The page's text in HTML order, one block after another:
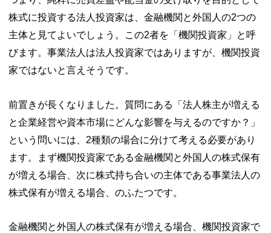
株式に投資する法人投資家は、金融機関と外国人の2つの
主体と見てよいでしょう。この2者を「機関投資家」と呼
びます。事業法人は法人投資家ではありますが、機関投資
家ではないと言えそうです。
前置きが長くなりました。質問にある「法人株主が増える
と企業経営や資本市場にどんな影響を与えるのですか？」
という問いには、2種類の場合に分けて考える必要があり
ます。まず機関投資家である金融機関と外国人の株式保有
が増える場合、次に株式持ち合いの主体である事業法人の
株式保有が増える場合、のふたつです。
金融機関と外国人の株式保有が増える場合、機関投資家で